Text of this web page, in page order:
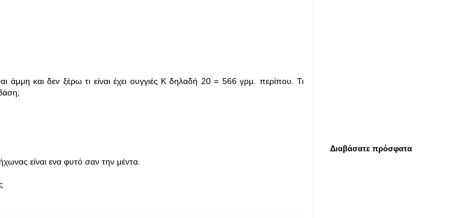
άμμη και δεν ξέρω τι είναι έχει ουγγιές Κ δηλαδή 20 = 566 γρμ. περίπου. Τι
είναι ενα φυτό σαν την μέντα.
Διαβάσατε πρόσφατα